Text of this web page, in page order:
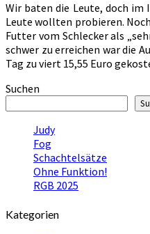
Wir baten die Leute, doch im
Leute wollten probieren.
Futter vom Schlecker als
schwer zu erreichen war die
Tag zu viert 15,55 Euro
Suchen
Judy
Fog
Schachtelsätze
Ohne Funktion!
RGB 2025
Kategorien